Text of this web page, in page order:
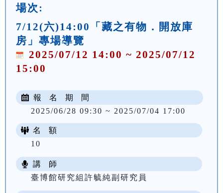
場次:
7/12(六)14:00「藏之有物．開放庫
房」專場導覽
2025/07/12 14:00 ~ 2025/07/12
15:00
報 名 期 間
2025/06/28 09:30 ~ 2025/07/04 17:00
名 額
10
講 師
臺博館研究組許毓純副研究員